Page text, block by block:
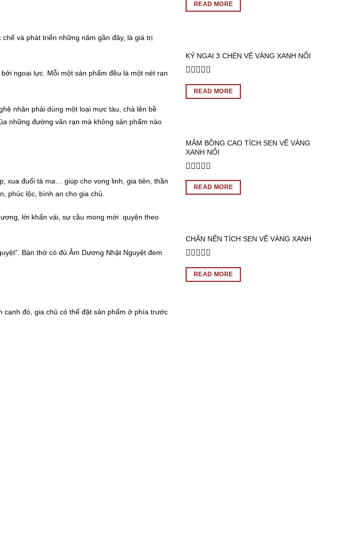
và phát triển những năm gần đây, là giá trị
ngoại lực. Mỗi một sản phẩm đều là một nét rạn
nhân phải dùng một loại mực tàu, chà lên bề
những đường vân rạn mà không sản phẩm nào
xua đuổi tà ma… giúp cho vong linh, gia tiên, thần
phúc lộc, bình an cho gia chủ.
lời khấn vái, sự cầu mong mới quyện theo
Bàn thờ có đủ Âm Dương Nhật Nguyệt đem
cạnh đó, gia chủ có thể đặt sản phẩm ở phía trước
out
READ MORE
KỶ NGAI 3 CHÉN VẼ VÀNG XANH NỔI
Rated
out
READ MORE
MÂM BỒNG CAO TÍCH SEN VẼ VÀNG
XANH NỔI
Rated
out
READ MORE
CHÂN NẾN TÍCH SEN VẼ VÀNG XANH
Rated
out
READ MORE